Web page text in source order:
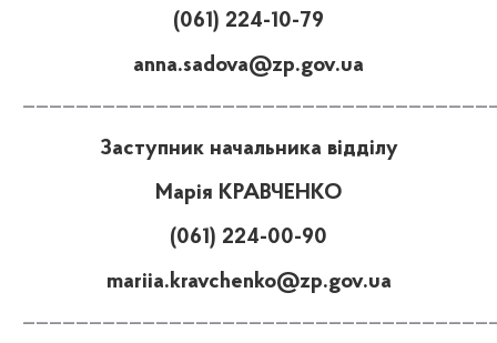
(061) 224-10-79
anna.sadova@zp.gov.ua
Заступник начальника відділу
Марія КРАВЧЕНКО
(061) 224-00-90
mariia.kravchenko@zp.gov.ua